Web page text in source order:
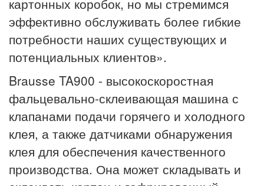
эффективно обслуживать более гибкие
потребности наших существующих и
потенциальных клиентов».
Brausse TA900 - высокоскоростная
фальцевально-склеивающая машина с
клапанами подачи горячего и холодного
клея, а также датчиками обнаружения
клея для обеспечения качественного
производства. Она может складывать и